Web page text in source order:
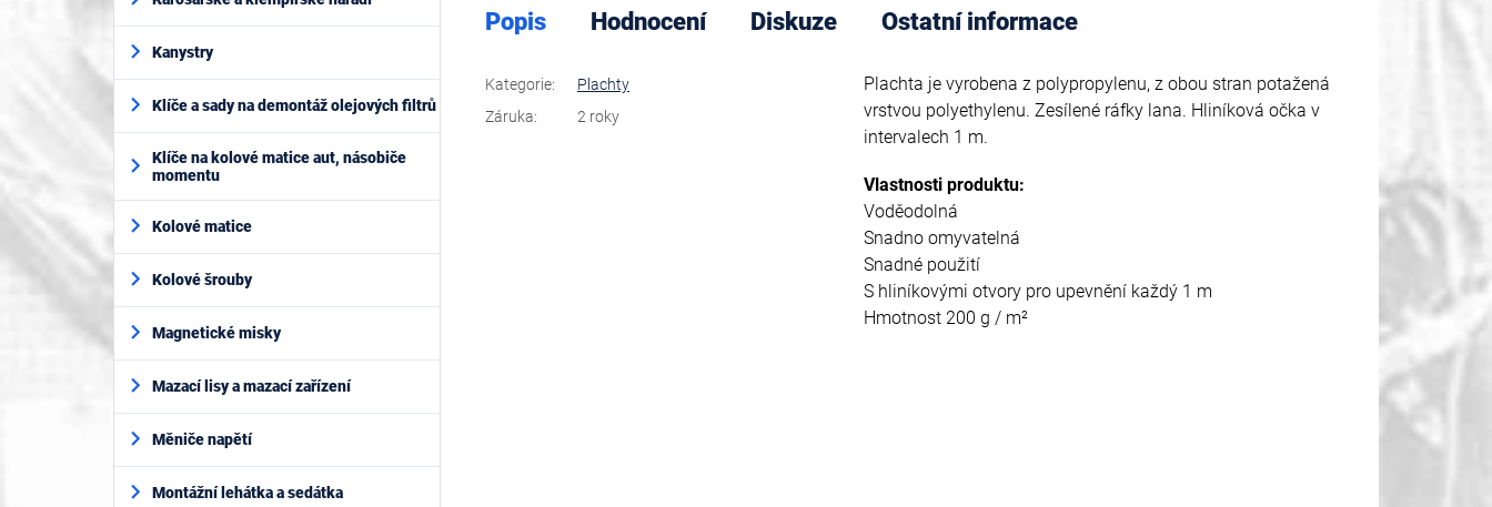
Kanystry
Klíče a sady na demontáž olejových filtrů
Klíče na kolové matice aut, násobiče
momentu
Kolové matice
Kolové šrouby
Magnetické misky
Mazací lisy a mazací zařízení
Měniče napětí
Montážní lehátka a sedátka
Popis Hodnocení Diskuze Ostatní informace
Plachta je vyrobena z polypropylenu, z obou stran potažená
vrstvou polyethylenu. Zesílené ráfky lana. Hliníková očka v
intervalech 1 m.
Vlastnosti produktu:
Voděodolná
Snadno omyvatelná
Snadné použití
S hliníkovými otvory pro upevnění každý 1 m
Hmotnost 200 g / m²
Kategorie:
Plachty
Záruka: 2 roky